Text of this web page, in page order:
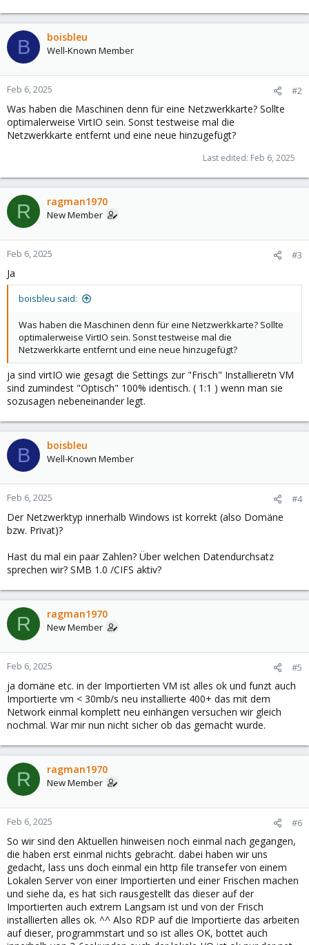
B boisbleu
Well-Known Member
Feb 6, 2025 #2
Was haben die Maschinen denn für eine Netzwerkkarte? Sollte
optimalerweise VirtIO sein. Sonst testweise mal die
Netzwerkkarte entfernt und eine neue hinzugefügt?
Last edited: Feb 6, 2025
R ragman1970
New Member
Feb 6, 2025 #3
Ja
boisbleu said:
Was haben die Maschinen denn für eine Netzwerkkarte? Sollte
optimalerweise VirtIO sein. Sonst testweise mal die
Netzwerkkarte entfernt und eine neue hinzugefügt?
ja sind virtIO wie gesagt die Settings zur "Frisch" Installieretn VM
sind zumindest "Optisch" 100% identisch. ( 1:1 ) wenn man sie
sozusagen nebeneinander legt.
B boisbleu
Well-Known Member
Feb 6, 2025 #4
Der Netzwerktyp innerhalb Windows ist korrekt (also Domäne
bzw. Privat)?
Hast du mal ein paar Zahlen? Über welchen Datendurchsatz
sprechen wir? SMB 1.0 /CIFS aktiv?
R ragman1970
New Member
Feb 6, 2025 #5
ja domäne etc. in der Importierten VM ist alles ok und funzt auch
Importierte vm < 30mb/s neu installierte 400+ das mit dem
Network einmal komplett neu einhängen versuchen wir gleich
nochmal. War mir nun nicht sicher ob das gemacht wurde.
R ragman1970
New Member
Feb 6, 2025 #6
So wir sind den Aktuellen hinweisen noch einmal nach gegangen,
die haben erst einmal nichts gebracht. dabei haben wir uns
gedacht, lass uns doch einmal ein http file transefer von einem
Lokalen Server von einer Importierten und einer Frischen machen
und siehe da, es hat sich rausgestellt das dieser auf der
Importierten auch extrem Langsam ist und von der Frisch
installierten alles ok. ^^ Also RDP auf die Importierte das arbeiten
auf dieser, programmstart und so ist alles OK, bottet auch